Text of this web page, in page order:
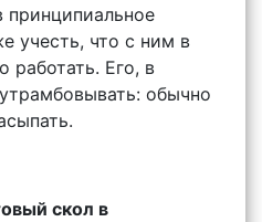
принципиальное
учесть, что с ним в
работать. Его, в
обычно
скол в